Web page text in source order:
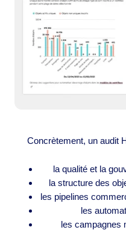
Concrètement, un audit
la qualité et la
la structure des
les pipelines
les
les campagnes